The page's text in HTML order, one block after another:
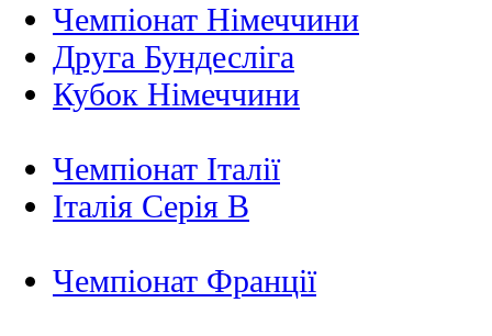
Чемпіонат Німеччини
Друга Бундесліга
Кубок Німеччини
Чемпіонат Італії
Італія Серія B
Чемпіонат Франції